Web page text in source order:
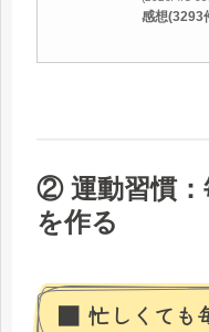
感想(3293
② 運動習慣：
を作る
■ 忙しくても